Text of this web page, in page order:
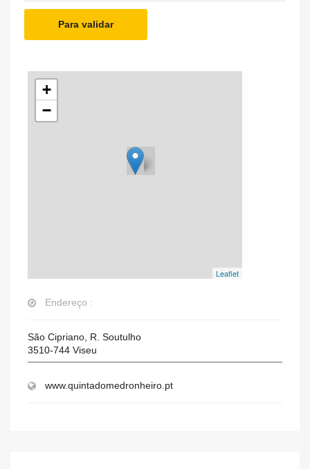
Para validar
+
−
Leaflet
Endereço :
São Cipriano, R. Soutulho
3510-744 Viseu
www.quintadomedronheiro.pt